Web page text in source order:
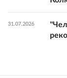
31.07.2026